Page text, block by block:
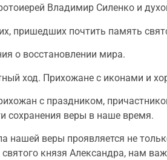
Владимир Силенко и
пришедших почтить память
о восстановлении мира.
ход. Прихожане с иконами и
с праздником,
сохранения веры в наше время.
нашей веры проявляется не
князя Александра, нам